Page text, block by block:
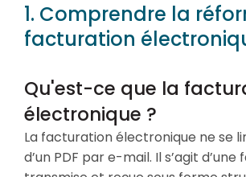
1. Comprendre la
facturation
Qu'est-ce que la
électronique ?
La facturation électronique ne se
d’un PDF par e-mail. Il s’agit